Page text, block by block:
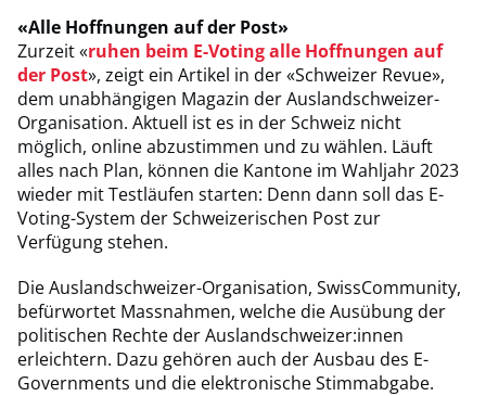
«Alle Hoffnungen auf der Post»
Zurzeit «ruhen beim E-Voting alle Hoffnungen auf
der Post», zeigt ein Artikel in der «Schweizer Revue»,
dem unabhängigen Magazin der Auslandschweizer-
Organisation. Aktuell ist es in der Schweiz nicht
möglich, online abzustimmen und zu wählen. Läuft
alles nach Plan, können die Kantone im Wahljahr 2023
wieder mit Testläufen starten: Denn dann soll das E-
Voting-System der Schweizerischen Post zur
Verfügung stehen.
Die Auslandschweizer-Organisation, SwissCommunity,
befürwortet Massnahmen, welche die Ausübung der
politischen Rechte der Auslandschweizer:innen
erleichtern. Dazu gehören auch der Ausbau des E-
Governments und die elektronische Stimmabgabe.